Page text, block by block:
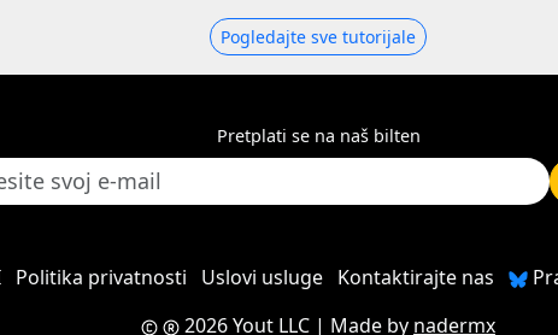
Pogledajte sve tutorijale
Pretplati se na naš bilten
Politika privatnosti Uslovi usluge Kontaktirajte nas
2026 Yout LLC | Made by nadermx